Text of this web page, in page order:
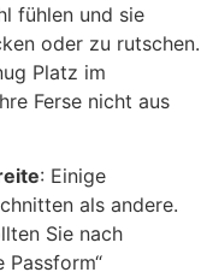
fühlen und sie
oder zu rutschen.
Platz im
Ferse nicht aus
: Einige
als andere.
Sie nach
Passform“